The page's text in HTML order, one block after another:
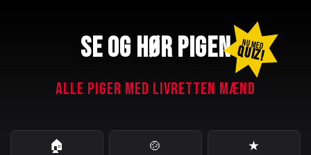
SE OG HØR PIGEN NU MED
QUIZ!
ALLE PIGER MED LIVRETTEN MÆND
🏠
🍲
★